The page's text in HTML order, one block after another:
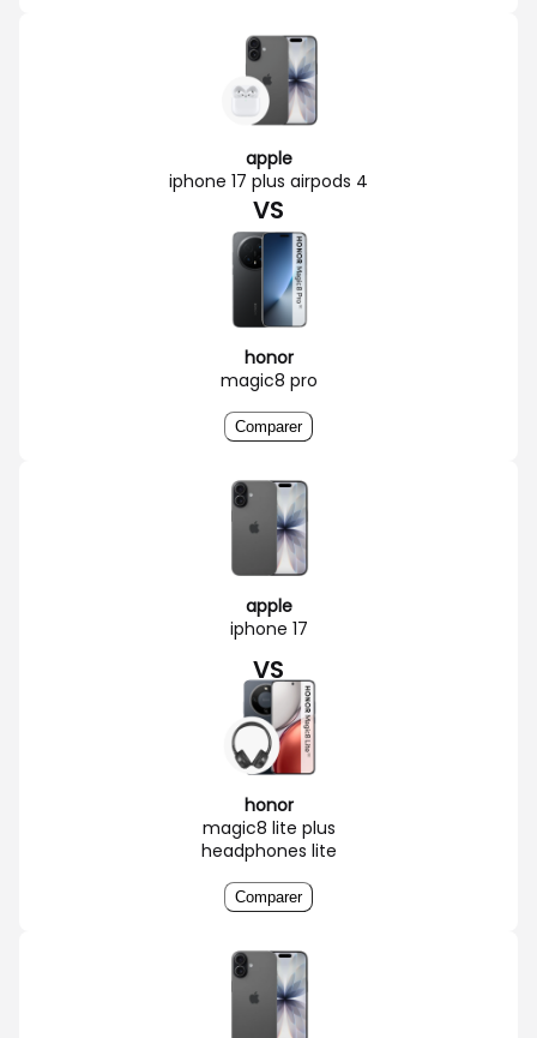
apple
iphone 17 plus airpods 4
VS
honor
magic8 pro
Comparer
apple
iphone 17
VS
honor
magic8 lite plus
headphones lite
Comparer